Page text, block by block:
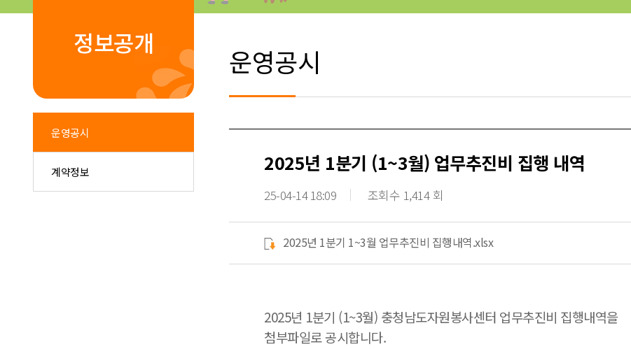
정보공개
운영공시
계약정보
운영공시
2025년 1분기 (1~3월) 업무추진비 집행 내역
25-04-14 18:09 조회수 1,414 회
2025년 1분기 1~3월 업무추진비 집행내역.xlsx
2025년 1분기 (1~3월) 충청남도자원봉사센터 업무추진비 집행내역을
첨부파일로 공시합니다.